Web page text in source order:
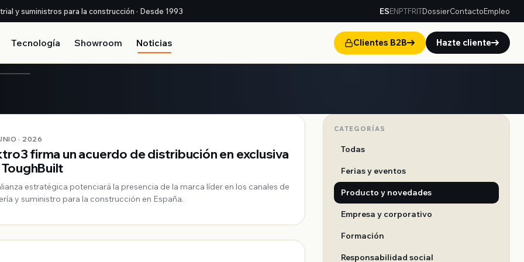
y suministros para la construcción · Desde 1993 ESENPTFRITDossierContactoEmpleo
Tecnología Showroom Noticias Clientes B2B Hazte cliente
· 2026
firma un acuerdo de distribución en exclusiva
estratégica potenciará la presencia de la marca líder en los canales de
y suministro para la construcción en España.
CATEGORÍAS
Todas
Ferias y eventos
Producto y novedades
Empresa y corporativo
Formación
Responsabilidad social